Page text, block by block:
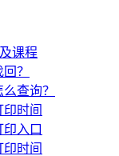
课程
？
查询？
时间
入口
时间